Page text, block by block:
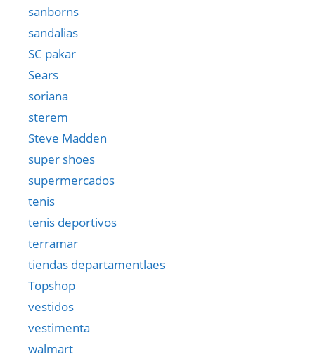
sanborns
sandalias
SC pakar
Sears
soriana
sterem
Steve Madden
super shoes
supermercados
tenis
tenis deportivos
terramar
tiendas departamentlaes
Topshop
vestidos
vestimenta
walmart